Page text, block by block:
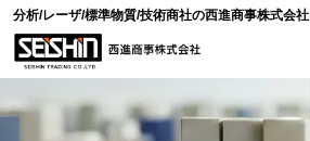
分析/レーザ/標準物質/技術商社の西進商事株式会社